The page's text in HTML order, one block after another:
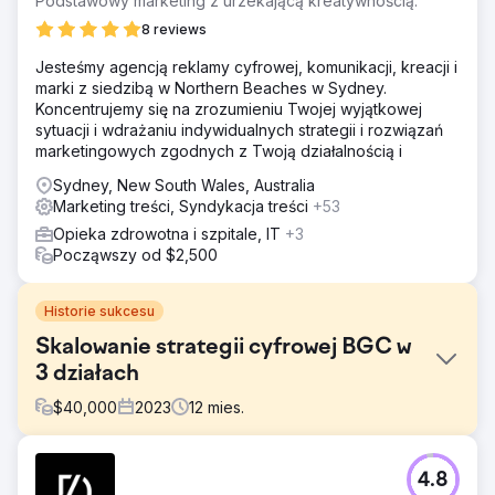
8 reviews
Jesteśmy agencją reklamy cyfrowej, komunikacji, kreacji i
marki z siedzibą w Northern Beaches w Sydney.
Koncentrujemy się na zrozumieniu Twojej wyjątkowej
sytuacji i wdrażaniu indywidualnych strategii i rozwiązań
marketingowych zgodnych z Twoją działalnością i
Sydney, New South Wales, Australia
Marketing treści, Syndykacja treści +53
Opieka zdrowotna i szpitale, IT +3
Począwszy od $2,500
Historie sukcesu
Skalowanie strategii cyfrowej BGC w
3 działach
$40,000 2023 12 mies.
BGC potrzebowało ujednoliconej strategii marketingu4.8